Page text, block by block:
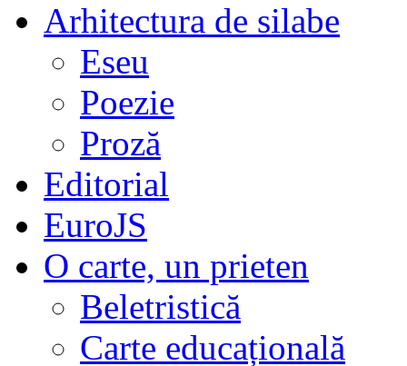
Arhitectura de silabe
Eseu
Poezie
Proză
Editorial
EuroJS
O carte, un prieten
Beletristică
Carte educațională